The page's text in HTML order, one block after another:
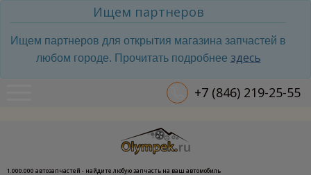
Ищем партнеров
Ищем партнеров для открытия магазина запчастей в
любом городе. Прочитать подробнее здесь
+7 (846) 219-25-55
1.000.000 автозапчастей - найдите любую запчасть на ваш автомобиль